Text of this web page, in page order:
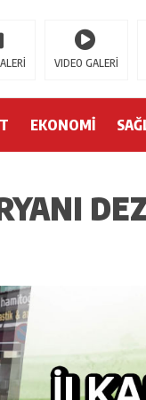
VIDEO GALERİ
EKONOMİ